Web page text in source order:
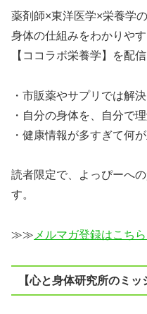
薬剤師×東洋医学×栄養学
身体の仕組みをわかりや
【ココラボ栄養学】を配
・市販薬やサプリでは解
・自分の身体を、自分で
・健康情報が多すぎて何
読者限定で、よっぴーへ
す。
≫≫ メルマガ登録はこちら
【心と身体研究所のミッ